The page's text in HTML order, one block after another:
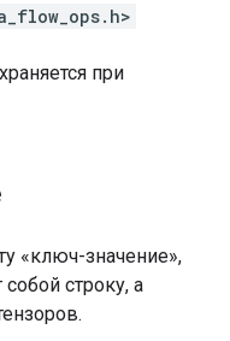
при
«ключ-значение»,
строку, а